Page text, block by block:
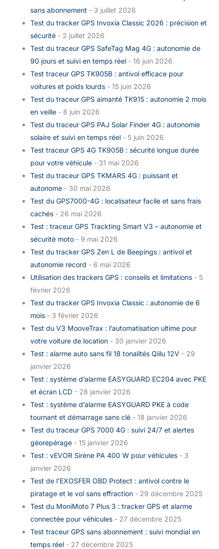
sans abonnement - 3 juillet 2026
Test du tracker GPS Invoxia Classic 2026 : précision et
sécurité - 2 juillet 2026
Test du traceur GPS SafeTag Mag 4G : autonomie de
90 jours et suivi en temps réel - 16 juin 2026
Test traceur GPS TK905B : antivol efficace pour
voitures et poids lourds - 15 juin 2026
Test du traceur GPS aimanté TK915 : autonomie 2 mois
en veille - 8 juin 2026
Test du traceur GPS PAJ Solar Finder 4G : autonomie
solaire et suivi en temps réel - 5 juin 2026
Test traceur GPS 4G TK905B : sécurité longue durée
pour votre véhicule - 31 mai 2026
Test du traceur GPS TKMARS 4G : puissant et
autonome - 30 mai 2026
Test du GPS7000-4G : localisateur facile et sans frais
cachés - 26 mai 2026
Test : traceur GPS Trackting Smart V3 – autonomie et
sécurité moto - 9 mai 2026
Test du tracker GPS Zen L de Beepings : antivol et
autonomie record - 6 mai 2026
Utilisation des trackers GPS : conseils et limitations - 5
février 2026
Test du tracker GPS Invoxia Classic : autonomie de 6
mois - 3 février 2026
Test du V3 MooveTrax : l’automatisation ultime pour
votre voiture de location - 30 janvier 2026
Test : alarme auto sans fil 18 tonalités Qiilu 12V - 29
janvier 2026
Test : système d’alarme EASYGUARD EC204 avec PKE
et écran LCD - 28 janvier 2026
Test : système d’alarme EASYGUARD PKE à code
tournant et démarrage sans clé - 18 janvier 2026
Test du traceur GPS 7000 4G : suivi 24/7 et alertes
géorepérage - 15 janvier 2026
Test : vEVOR Sirène PA 400 W pour véhicules - 3
janvier 2026
Test de l’EXOSFER OBD Protect : antivol contre le
piratage et le vol sans effraction - 29 décembre 2025
Test du MoniMoto 7 Plus 3 : tracker GPS et alarme
connectée pour véhicules - 27 décembre 2025
Test traceur GPS sans abonnement : suivi mondial en
temps réel - 27 décembre 2025